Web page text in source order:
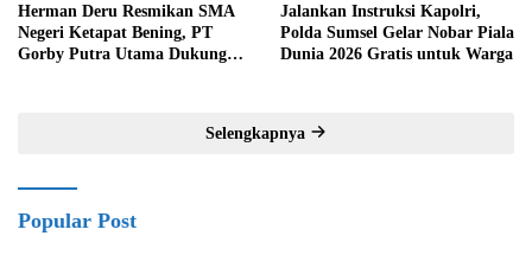
Herman Deru Resmikan SMA
Negeri Ketapat Bening, PT
Gorby Putra Utama Dukung
Jalankan Instruksi Kapolri,
Polda Sumsel Gelar Nobar Piala
Dunia 2026 Gratis untuk Warga
Selengkapnya
Popular Post